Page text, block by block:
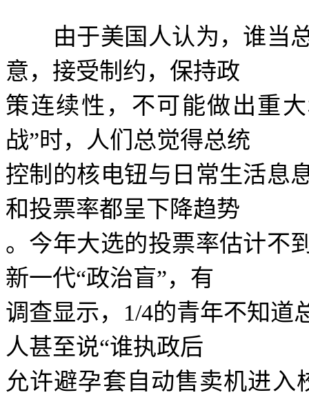
由于美国人认为，谁当总
意，接受制约，保持政
策连续性，不可能做出重
战”时，人们总觉得总统
控制的核电钮与日常生活息
和投票率都呈下降趋势
。今年大选的投票率估计不
新一代“政治盲”，有
调查显示， 1/4的青年不知道
人甚至说“谁执政后
允许避孕套自动售卖机进入